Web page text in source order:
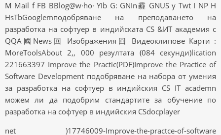
M Mail f FB BBlog@w·ho· YIb G: GNIn霾 GNUS y Twt I NP H
HsTbGooglemподобряване на преподаването на
разработка на софтуер в индийската CS &ИТ академия c
QQA國News回 Изображения回 Видеоклипове Карти :
MoreToolsAbout 2,, 000 резултата (084 секунди)lication
221663397 Improve the Practic(PDF)Improve the Practice of
Software Development подобряване на набора от умения
за разработка на софтуер в индийския CS IT academn
можем ли да подобрим стандартите за обучение по
разработка на софтуер в индийския CSdocplayer
net )17746009-Improve-the-practce-of-software